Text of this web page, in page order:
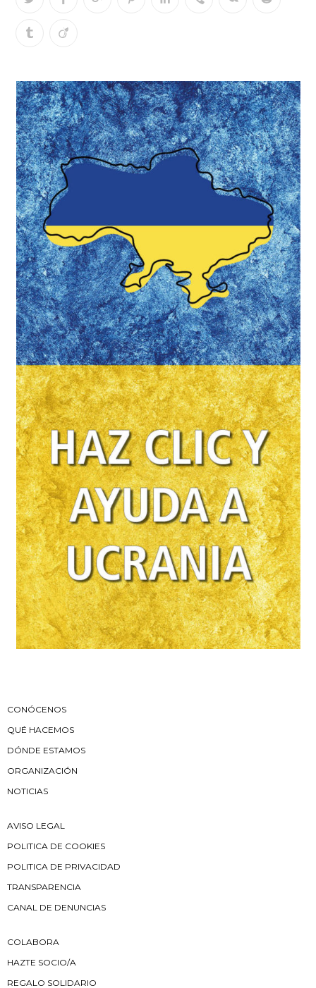
CONÓCENOS
QUÉ HACEMOS
DÓNDE ESTAMOS
ORGANIZACIÓN
NOTICIAS
AVISO LEGAL
POLITICA DE COOKIES
POLITICA DE PRIVACIDAD
TRANSPARENCIA
CANAL DE DENUNCIAS
COLABORA
HAZTE SOCIO/A
REGALO SOLIDARIO